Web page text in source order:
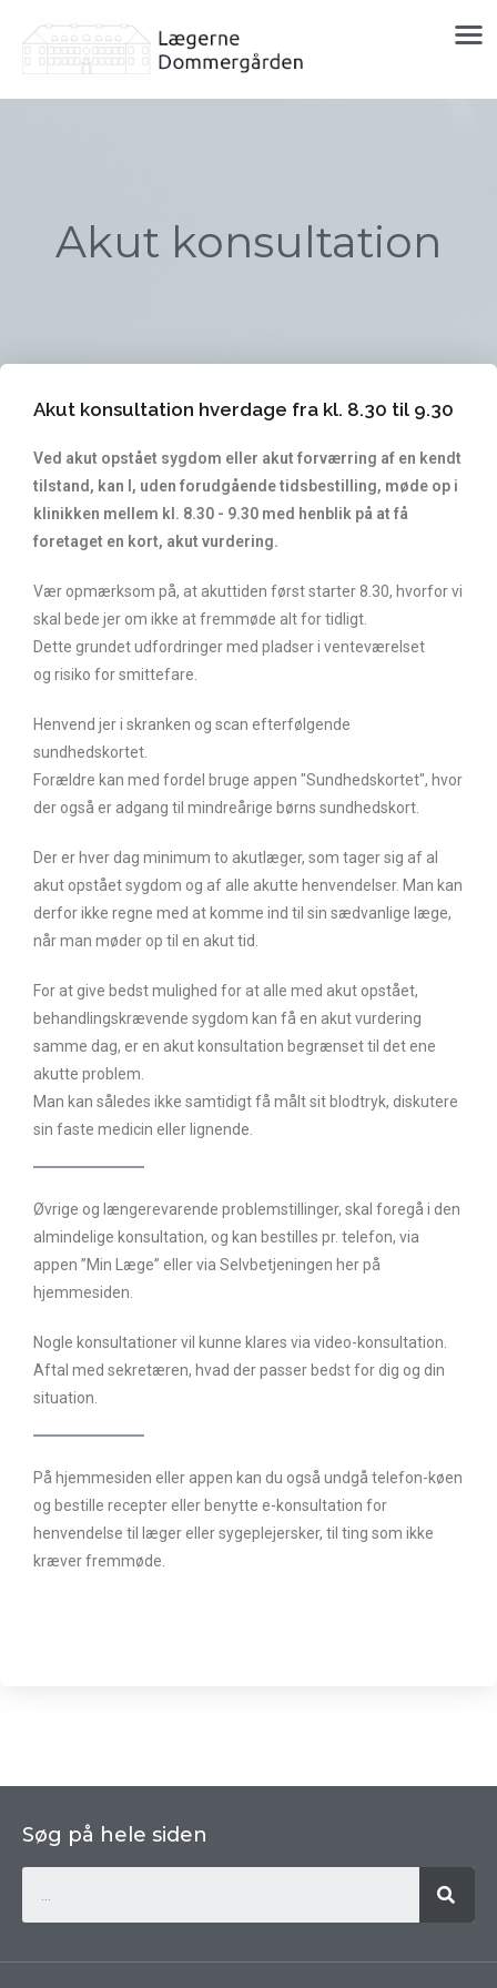
Akut konsultation
Akut konsultation hverdage fra kl. 8.30 til 9.30
Ved akut opstået sygdom eller akut forværring af en kendt
tilstand, kan I, uden forudgående tidsbestilling, møde op i
klinikken mellem kl. 8.30 - 9.30 med henblik på at få
foretaget en kort, akut vurdering.
Vær opmærksom på, at akuttiden først starter 8.30, hvorfor vi
skal bede jer om ikke at fremmøde alt for tidligt.
Dette grundet udfordringer med pladser i venteværelset
og risiko for smittefare.
Henvend jer i skranken og scan efterfølgende
sundhedskortet.
Forældre kan med fordel bruge appen "Sundhedskortet", hvor
der også er adgang til mindreårige børns sundhedskort.
Der er hver dag minimum to akutlæger, som tager sig af al
akut opstået sygdom og af alle akutte henvendelser. Man kan
derfor ikke regne med at komme ind til sin sædvanlige læge,
når man møder op til en akut tid.
For at give bedst mulighed for at alle med akut opstået,
behandlingskrævende sygdom kan få en akut vurdering
samme dag, er en akut konsultation begrænset til det ene
akutte problem.
Man kan således ikke samtidigt få målt sit blodtryk, diskutere
sin faste medicin eller lignende.
Øvrige og længerevarende problemstillinger, skal foregå i den
almindelige konsultation, og kan bestilles pr. telefon, via
appen ”Min Læge” eller via Selvbetjeningen her på
hjemmesiden.
Nogle konsultationer vil kunne klares via video-konsultation.
Aftal med sekretæren, hvad der passer bedst for dig og din
situation.
På hjemmesiden eller appen kan du også undgå telefon-køen
og bestille recepter eller benytte e-konsultation for
henvendelse til læger eller sygeplejersker, til ting som ikke
kræver fremmøde.
Søg på hele siden